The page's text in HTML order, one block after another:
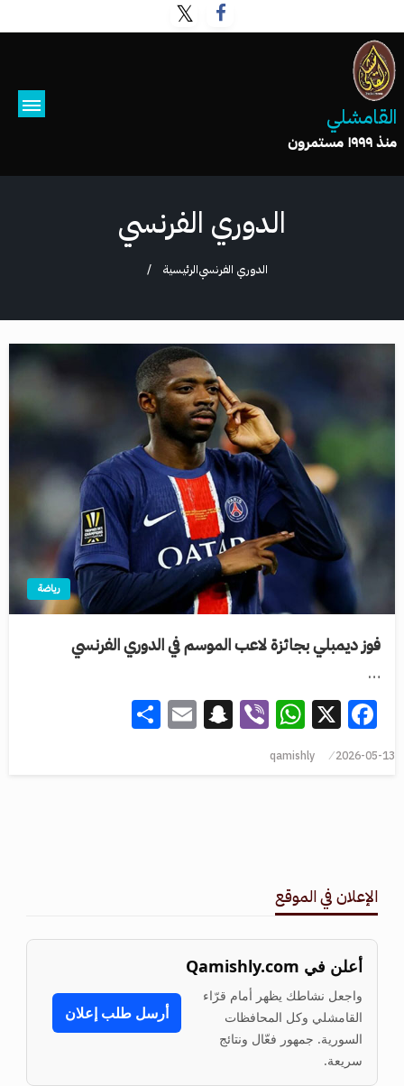
القامشلي
منذ ١٩٩٩ مستمرون
الدوري الفرنسي
الرئيسيةالدوري الفرنسي
رياضة
فوز ديمبلي بجائزة لاعب الموسم في الدوري الفرنسي
…
Facebook
X
WhatsApp
Viber
Snapchat
Email
2026-05-13
qamishly
الإعلان في الموقع
أعلن في Qamishly.com
واجعل نشاطك يظهر أمام قرّاء
القامشلي وكل المحافظات
السورية. جمهور فعّال ونتائج
سريعة.
أرسل طلب إعلان